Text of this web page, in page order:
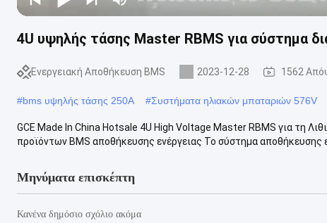
4U υψηλής τάσης Master RBMS για σύστημα
Ενεργειακή Αποθήκευση BMS 2023-12-28 1562
#bms υψηλής τάσης 250A #Συστήματα ηλιακών μπαταριών 576V
GCE Made In China Hotsale 4U High Voltage Master RBMS για τη
προϊόντων BMS αποθήκευσης ενέργειας Το σύστημα αποθήκευσης
Μηνύματα επισκέπτη
Κανένα δημόσιο σχόλιο ακόμα